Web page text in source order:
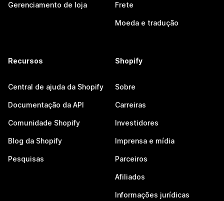
Gerenciamento de loja Frete
Moeda e tradução
Recursos
Central de ajuda da Shopify
Documentação da API
Comunidade Shopify
Blog da Shopify
Pesquisas
Shopify
Sobre
Carreiras
Investidores
Imprensa e mídia
Parceiros
Afiliados
Informações jurídicas